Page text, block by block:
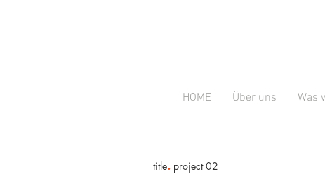
HOME Über uns Was
title. project 02